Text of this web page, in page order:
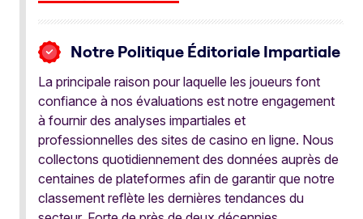
Notre Politique Éditoriale Impartiale
La principale raison pour laquelle les joueurs font
confiance à nos évaluations est notre engagement
à fournir des analyses impartiales et
professionnelles des sites de casino en ligne. Nous
collectons quotidiennement des données auprès de
centaines de plateformes afin de garantir que notre
classement reflète les dernières tendances du